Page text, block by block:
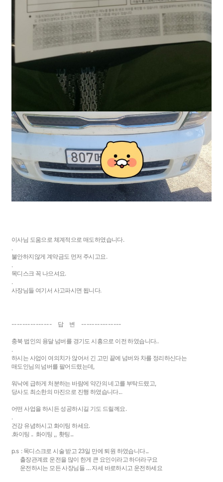
이사님 도움으로 체계적으로 매도하였습니다.
.
불안하지않게 계약금도 먼저 주시고요.
.
목디스크 꼭 나으셔요.
.
사장님들 여기서 사고파시면 됩니다.
--------------- 답 변 ---------------
충북 법인의 용달 넘버를 경기도 시흥으로 이전 하였습니다..
.
하시는 사업이 여의치가 않어서 긴 고민 끝에 넘버와 차를 정리하신다는
매도인님의 넘버를 팔어드렸는데,
워낙에 급하게 처분하는 바람에 약간의 네고를 부탁드렸고,
당사도 최소한의 마진으로 진행 하였습니다...
어떤 사업을 하시든 성공하시길 기도 드릴께요.
.
건강 유념하시고 화이팅 하세요.
.화이팅 .. 화이팅 ,, 홧팅...
p.s : 목디스크로 시술 받고 23일 만에 퇴원 하였습니다...
출장관계료 운전을 많이 한게 큰 요인이라고 하더라구요
운전하시는 모든 사장님들 .... 자세 바로하시고 운전하세요